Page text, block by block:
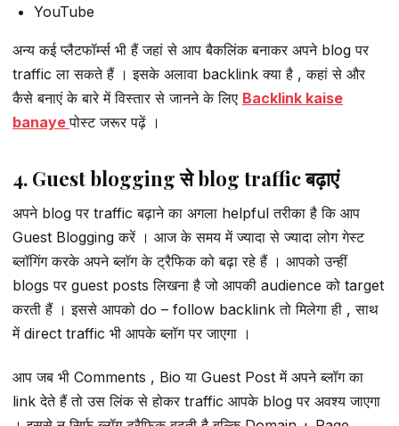
YouTube
अन्य कई प्लैटफॉर्म्स भी हैं जहां से आप बैकलिंक बनाकर अपने blog पर
traffic ला सकते हैं । इसके अलावा backlink क्या है , कहां से और
कैसे बनाएं के बारे में विस्तार से जानने के लिए Backlink kaise
banayeपोस्ट जरूर पढ़ें ।
4. Guest blogging से blog traffic बढ़ाएं
अपने blog पर traffic बढ़ाने का अगला helpful तरीका है कि आप
Guest Blogging करें । आज के समय में ज्यादा से ज्यादा लोग गेस्ट
ब्लॉगिंग करके अपने ब्लॉग के ट्रैफिक को बढ़ा रहे हैं । आपको उन्हीं
blogs पर guest posts लिखना है जो आपकी audience को target
करती हैं । इससे आपको do – follow backlink तो मिलेगा ही , साथ
में direct traffic भी आपके ब्लॉग पर जाएगा ।
आप जब भी Comments , Bio या Guest Post में अपने ब्लॉग का
link देते हैं तो उस लिंक से होकर traffic आपके blog पर अवश्य जाएगा